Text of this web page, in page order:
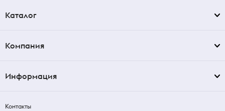
Каталог
Компания
Информация
Контакты